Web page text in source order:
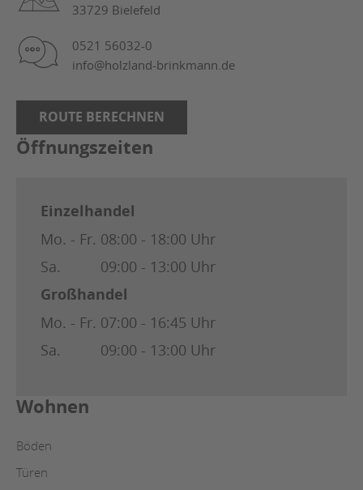
33729 Bielefeld
0521 56032-0
info@holzland-brinkmann.de
ROUTE BERECHNEN
Öffnungszeiten
Einzelhandel
Mo. - Fr. 08:00 - 18:00 Uhr
Sa.
09:00 - 13:00 Uhr
Großhandel
Mo. - Fr. 07:00 - 16:45 Uhr
Sa.
09:00 - 13:00 Uhr
Wohnen
Böden
Türen